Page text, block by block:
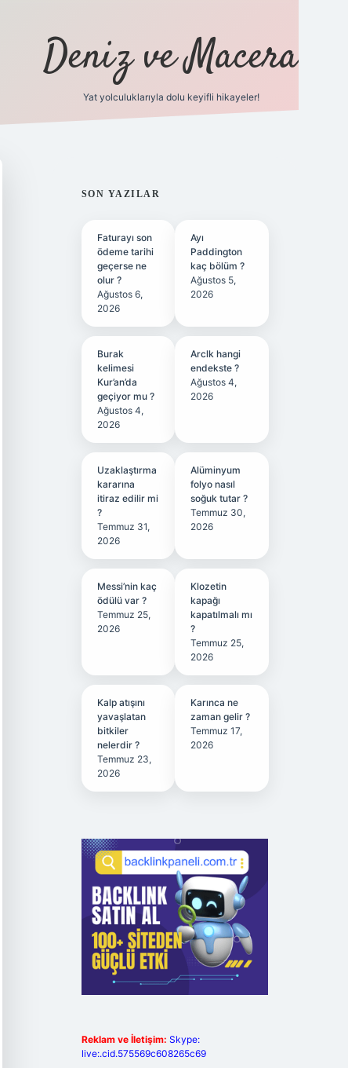
Deniz ve Macera
Yat yolculuklarıyla dolu keyifli hikayeler!
SIDEBAR
SON YAZILAR
Faturayı son
ödeme tarihi
geçerse ne
olur ?
Ağustos 6,
2026
Ayı
Paddington
kaç bölüm ?
Ağustos 5,
2026
Burak
kelimesi
Kur’an’da
geçiyor mu ?
Ağustos 4,
2026
Arclk hangi
endekste ?
Ağustos 4,
2026
Uzaklaştırma
kararına
itiraz edilir mi
?
Temmuz 31,
2026
Alüminyum
folyo nasıl
soğuk tutar ?
Temmuz 30,
2026
Messi’nin kaç
ödülü var ?
Temmuz 25,
2026
Klozetin
kapağı
kapatılmalı mı
?
Temmuz 25,
2026
Kalp atışını
yavaşlatan
bitkiler
nelerdir ?
Temmuz 23,
2026
Karınca ne
zaman gelir ?
Temmuz 17,
2026
Reklam ve İletişim: Skype:
live:.cid.575569c608265c69